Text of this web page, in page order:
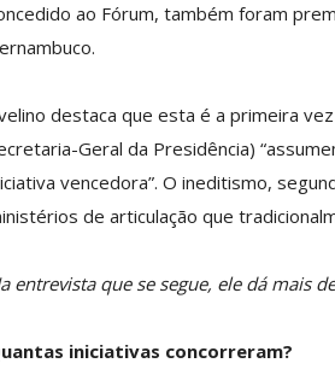
ao Fórum, também foram
destaca que esta é a primeira
Geral da Presidência)
vencedora”. O ineditismo,
de articulação que
entrevista que se segue, ele dá mais
iniciativas concorreram?
O Clube
Carreira Ao